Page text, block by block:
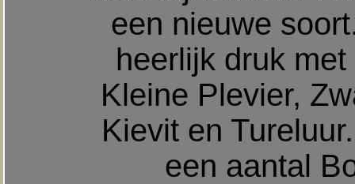
een nieuwe
heerlijk druk
Kleine Plevier,
Kievit en
een aantal